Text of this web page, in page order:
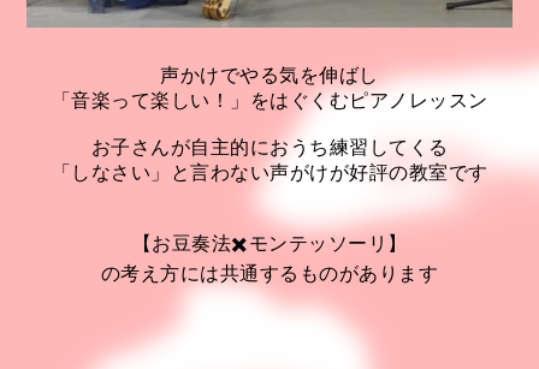
声かけでやる気を伸ばし
「音楽って楽しい！」をはぐくむピアノレッスン
お子さんが自主的におうち練習してくる
「しなさい」と言わない声がけが好評の教室です
【お豆奏法✖️モンテッソーリ】
の考え方には共通するものがあります